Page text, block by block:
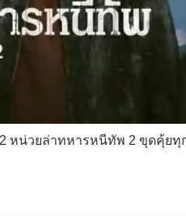
2 หน่วยล่าทหารหนีทัพ 2 ขุดคุ้ย